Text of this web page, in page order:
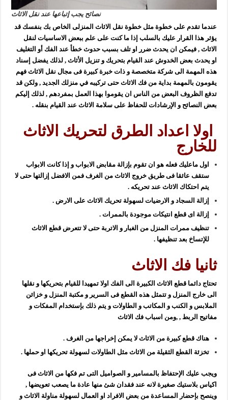
نصائح يجب إتباعها عند نقل الاثاث
عندما تقدم على خطوة مثل خطوة نقل الاثاث المنزلى الخاص بك بنفسك قد
يؤثر هذا القرار عليك بالسلب إذا ما كنت على علم ببعض الاساسيات لنقل
الاثاث , فيمكن ان يحدث ضرر او تلف بسبب حدوث خطأ عند الفك أو التغليف
او يحدث بعض الخدوش عند القيام بتحريك و تنزيل الأثاث , لذلك يفضل إسناد
هذه المهمة الى شركة متخصصة و ذات خبرة كبيرة فى مجال نقل الاثاث فهم
يقومون بالمهمة بداية من فك الاثاث حتى تركيبه في منزلك الجديد , ولكن قد
تدفع الظروف البعض من الناس ان يقوموا بهذا العمل بمفردهم , لذلك إليكم
بعض النصائح و الإرشادات للحفاظ على سلامة الاثاث عند القيام بنقله .
اولا اعداد الطرق لتحريك الاثاث
للخارج
اول ماعليك فعله هو ان تقوم بإزالة مقابض الابواب و إذا كانت الابواب
ستقف عائقا فى طريق خروج الاثاث من الغرف فمن الافضل إزالتها حتى لا
يتم احتكاك الاثاث عند تحريكه .
إزالة السجاد و الارضيات لسهولة تحريك الاثاث على الارض .
إزالة اى قطع انتيكات موجودة بالممرات .
تنظيف ممرات المنزل من الغبار و الاتربة حتى لا تتعرض قطع الاثاث
للإتساخ بعد تنظيفها .
ثانيا فك الاثاث
تحتاج دائما قطع الاثاث الكبيرة الى الفك اولا تمهيدا للقيام بتحريكها و نقلها
الى خارج المنزل و تتمثل هذه القطع فى السرير و مكتبة المنزل و خزائن
الملابس و الكنب و المكاتب و الطاولات و يتم ذلك بإستخدام المفكات و
مفاتيح الربط , ,ومن اسباب فك الاثاث
هناك قطع كبيرة من الاثاث لا يمكن إخراجها من الغرف .
تخزئة القطع الثقيلة من الاثاث مثل الطاولات لسهولة تحريكها او حملها .
ويجب عليك الإحتفاظ بالمسامير و الصواميل التى تم فكها من الاثاث فى
اكياس بلاستيك صغيرة لانه عند فقدان شئ منها عادة ما يصعب تعويضها ,
وينصح بإحضار المساعدة من بعض الافراد او العمال لسهولة مناولة الاثاث و